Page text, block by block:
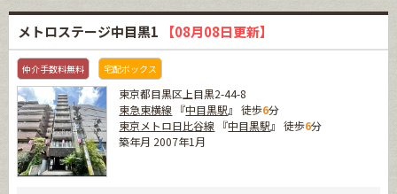
メトロステージ中目黒1 【08月08日更新】
仲介手数料無料 宅配ボックス
東京都目黒区上目黒2-44-8
東急東横線 『中目黒駅』 徒歩6分
東京メトロ日比谷線 『中目黒駅』 徒歩6分
築年月 2007年1月